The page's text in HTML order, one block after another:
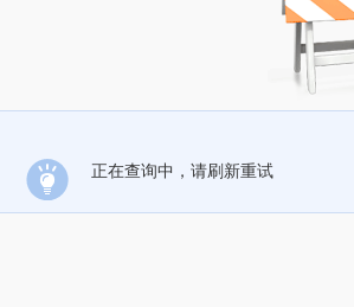
正在查询中，请刷新重试